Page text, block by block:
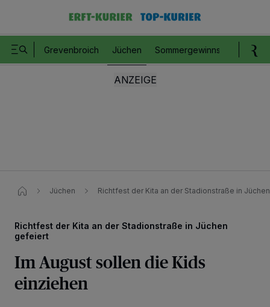
Grevenbroich Jüchen Sommergewinnspiel
Jüchen Richtfest der Kita an der Stadionstraße in
Richtfest der Kita an der Stadionstraße in Jüchen
gefeiert
Im August sollen die Kids
einziehen